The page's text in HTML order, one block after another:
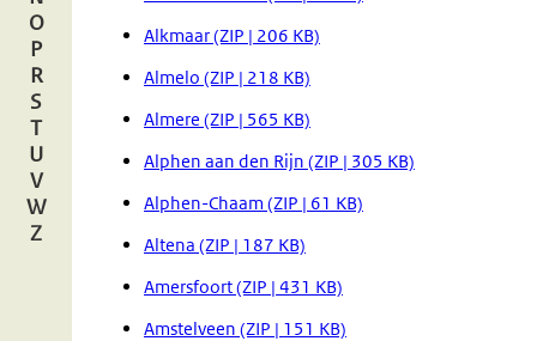
O
P
R
S
T
U
V
W
Z
Alkmaar (ZIP | 206 KB)
Almelo (ZIP | 218 KB)
Almere (ZIP | 565 KB)
Alphen aan den Rijn (ZIP | 305 KB)
Alphen-Chaam (ZIP | 61 KB)
Altena (ZIP | 187 KB)
Amersfoort (ZIP | 431 KB)
Amstelveen (ZIP | 151 KB)